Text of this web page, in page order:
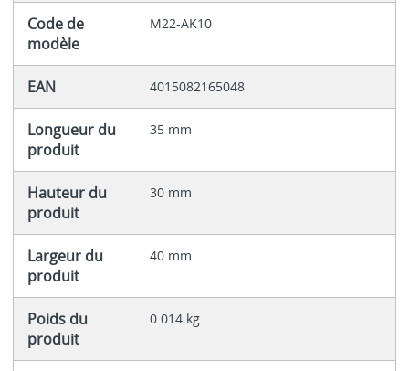
Code de
modèle
M22-AK10
EAN 4015082165048
Longueur du
produit
35 mm
Hauteur du
produit
30 mm
Largeur du
produit
40 mm
Poids du
produit
0.014 kg